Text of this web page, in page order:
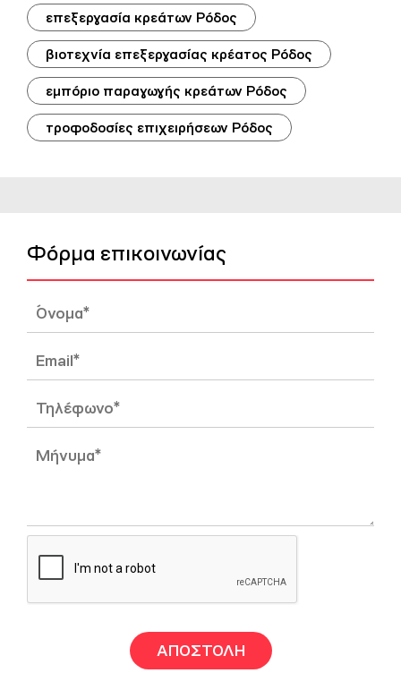
επεξεργασία κρεάτων Ρόδος
βιοτεχνία επεξεργασίας κρέατος Ρόδος
εμπόριο παραγωγής κρεάτων Ρόδος
τροφοδοσίες επιχειρήσεων Ρόδος
Φόρμα επικοινωνίας